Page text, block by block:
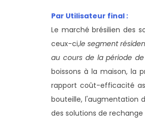
Par Utilisateur final :
Le marché brésilien des
ceux-ci,le segment
au cours de la période
boissons à la maison, la
rapport coût-efficacité
bouteille, l'augmentation
des solutions de